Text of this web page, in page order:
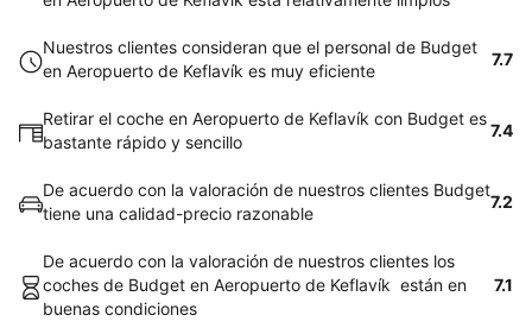
Nuestros clientes consideran que el personal de Budget
en Aeropuerto de Keflavík es muy eficiente
7.7
Retirar el coche en Aeropuerto de Keflavík con Budget es
bastante rápido y sencillo
7.4
De acuerdo con la valoración de nuestros clientes Budget
tiene una calidad-precio razonable
7.2
De acuerdo con la valoración de nuestros clientes los
coches de Budget en Aeropuerto de Keflavík están en
buenas condiciones
7.1